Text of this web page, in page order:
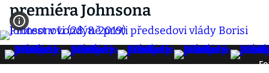
premiéra Johnsona